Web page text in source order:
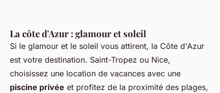
La côte d'Azur : glamour et soleil
Si le glamour et le soleil vous attirent, la Côte d'Azur
est votre destination. Saint-Tropez ou Nice,
choisissez une location de vacances avec une
piscine privée et profitez de la proximité des plages,